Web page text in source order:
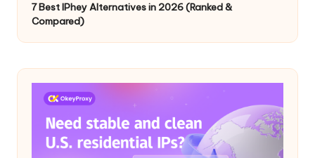
7 Best IPhey Alternatives in 2026 (Ranked &
Compared)